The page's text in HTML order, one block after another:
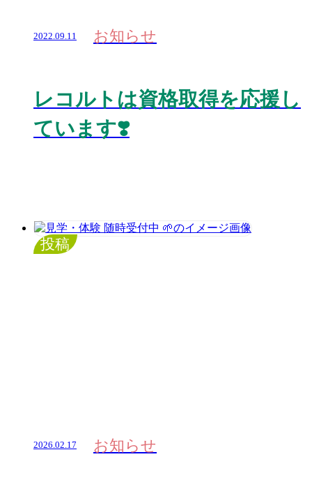
2022.09.11 お知らせ
レコルトは資格取得を応援し
ています❣️
投稿
2026.02.17 お知らせ